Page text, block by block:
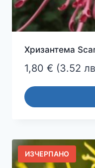
Хризантема
1,80 € (3.52
ИЗЧЕРПАНО